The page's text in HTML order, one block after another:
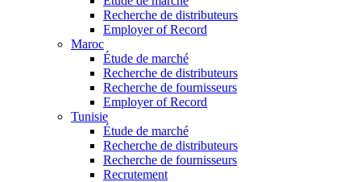
Recherche de distributeurs
Employer of Record
Maroc
Étude de marché
Recherche de distributeurs
Recherche de fournisseurs
Employer of Record
Tunisie
Étude de marché
Recherche de distributeurs
Recherche de fournisseurs
Recrutement